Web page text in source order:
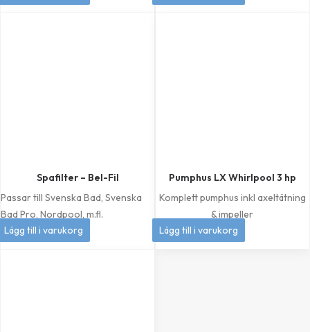
Spafilter – Bel-Fil
Passar till Svenska Bad, Svenska
Bad Pro, Nordpool, m.fl.
399kr
Lägg till i varukorg
Pumphus LX Whirlpool 3 hp
Komplett pumphus inkl axeltätning
& impeller
1 049kr
Lägg till i varukorg